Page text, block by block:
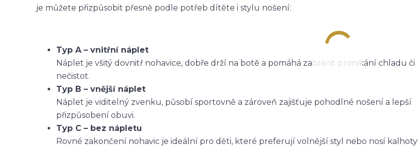
je můžete přizpůsobit přesně podle potřeb dítěte i stylu nošení:
Typ A – vnitřní náplet
Náplet je všitý dovnitř nohavice, dobře drží na botě a pomáhá zabránit pronikání chladu či
nečistot.
Typ B – vnější náplet
Náplet je viditelný zvenku, působí sportovně a zároveň zajišťuje pohodlné nošení a lepší
přizpůsobení obuvi.
Typ C – bez nápletu
Rovné zakončení nohavic je ideální pro děti, které preferují volnější styl nebo nosí kalhoty